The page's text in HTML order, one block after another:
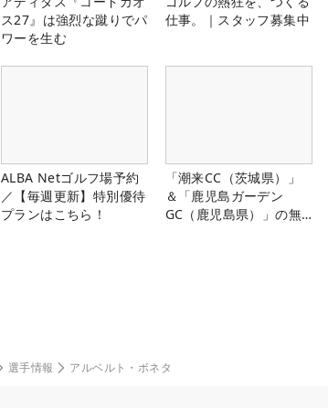
ス27』は強烈な蹴りでパ
ワーを生む
仕事。｜スタッフ募集中
ALBA Netゴルフ場予約
／【毎週更新】特別優待
プランはこちら！
「潮来CC（茨城県）」
＆「鹿児島ガーデン
GC（鹿児島県）」の無
選手情報 アルベルト・ボネタ